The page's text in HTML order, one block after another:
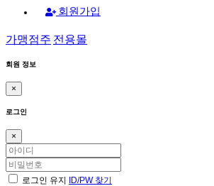
회원가입
가맹점주 전용몰
회원 정보
×
로그인
×
로그인 유지 ID/PW 찾기